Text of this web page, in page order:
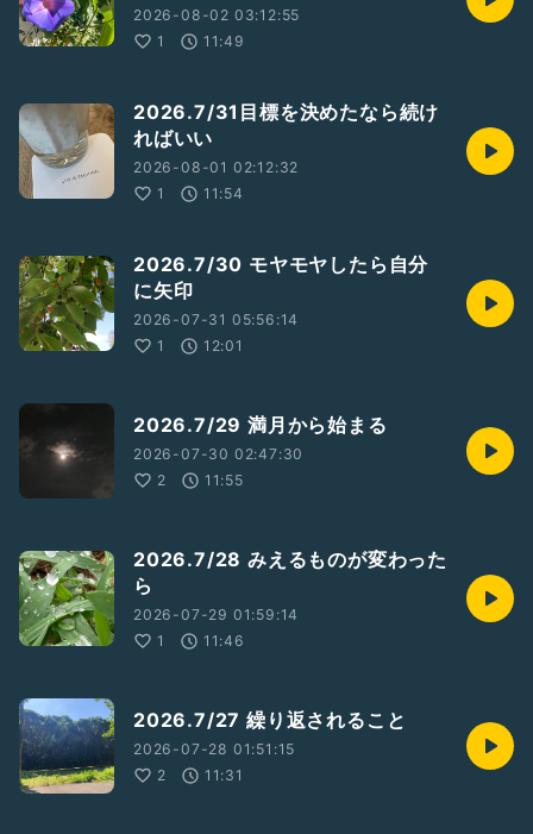
2026-08-02 03:12:55
1
11:49
2026.7/31目標を決めたなら続け
ればいい
2026-08-01 02:12:32
1
11:54
2026.7/30 モヤモヤしたら自分
に矢印
2026-07-31 05:56:14
1
12:01
2026.7/29 満月から始まる
2026-07-30 02:47:30
2
11:55
2026.7/28 みえるものが変わった
ら
2026-07-29 01:59:14
1
11:46
2026.7/27 繰り返されること
2026-07-28 01:51:15
2
11:31